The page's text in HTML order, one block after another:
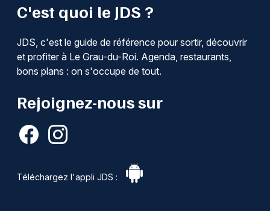
C'est quoi le JDS ?
JDS, c'est le guide de référence pour sortir, découvrir
et profiter à Le Grau-du-Roi. Agenda, restaurants,
bons plans : on s'occupe de tout.
Rejoignez-nous sur
Téléchargez l'appli JDS :